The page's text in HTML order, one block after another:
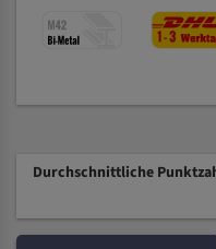
Durchschnittliche